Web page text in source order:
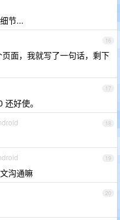
节...
16
页面，我就写了一句话，剩下
17
好使。
18
19
沟通嘛
20